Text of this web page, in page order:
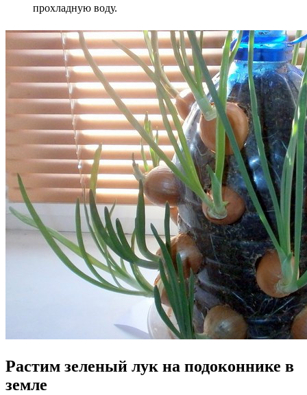
прохладную воду.
Растим зеленый лук на подоконнике в
земле